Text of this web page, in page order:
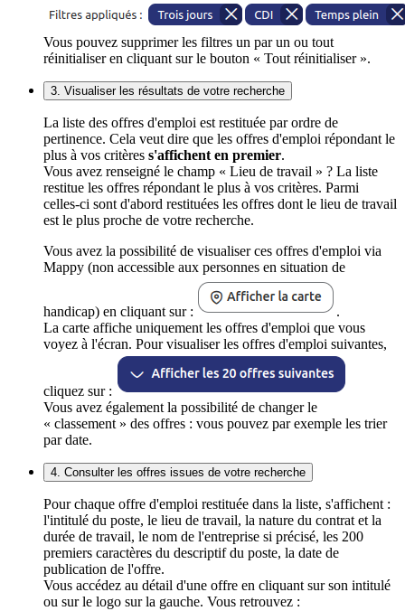
Vous pouvez supprimer les filtres un par un ou tout
réinitialiser en cliquant sur le bouton « Tout réinitialiser ».
3. Visualiser les résultats de votre recherche
La liste des offres d'emploi est restituée par ordre de
pertinence. Cela veut dire que les offres d'emploi répondant le
plus à vos critères s'affichent en premier.
Vous avez renseigné le champ « Lieu de travail » ? La liste
restitue les offres répondant le plus à vos critères. Parmi
celles-ci sont d'abord restituées les offres dont le lieu de travail
est le plus proche de votre recherche.
Vous avez la possibilité de visualiser ces offres d'emploi via
Mappy (non accessible aux personnes en situation de
handicap) en cliquant sur :
.
La carte affiche uniquement les offres d'emploi que vous
voyez à l'écran. Pour visualiser les offres d'emploi suivantes,
cliquez sur :
Vous avez également la possibilité de changer le
« classement » des offres : vous pouvez par exemple les trier
par date.
4. Consulter les offres issues de votre recherche
Pour chaque offre d'emploi restituée dans la liste, s'affichent :
l'intitulé du poste, le lieu de travail, la nature du contrat et la
durée de travail, le nom de l'entreprise si précisé, les 200
premiers caractères du descriptif du poste, la date de
publication de l'offre.
Vous accédez au détail d'une offre en cliquant sur son intitulé
ou sur le logo sur la gauche. Vous retrouvez :